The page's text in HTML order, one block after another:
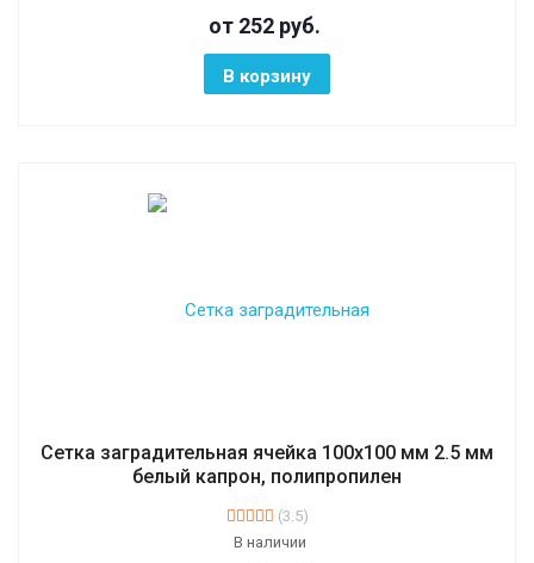
от 252 руб.
В корзину
Сетка заградительная ячейка 100х100 мм 2.5 мм
белый капрон, полипропилен
(3.5)
В наличии